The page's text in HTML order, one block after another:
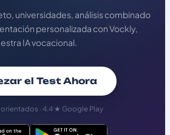
universidades, análisis combinado
personalizada con Vockly,
IA vocacional.
el Test Ahora
· 4.4 ★ Google Play